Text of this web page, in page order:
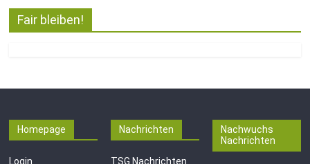
Fair bleiben!
Homepage
Login
Nachrichten
TSG Nachrichten
Nachwuchs
Nachrichten